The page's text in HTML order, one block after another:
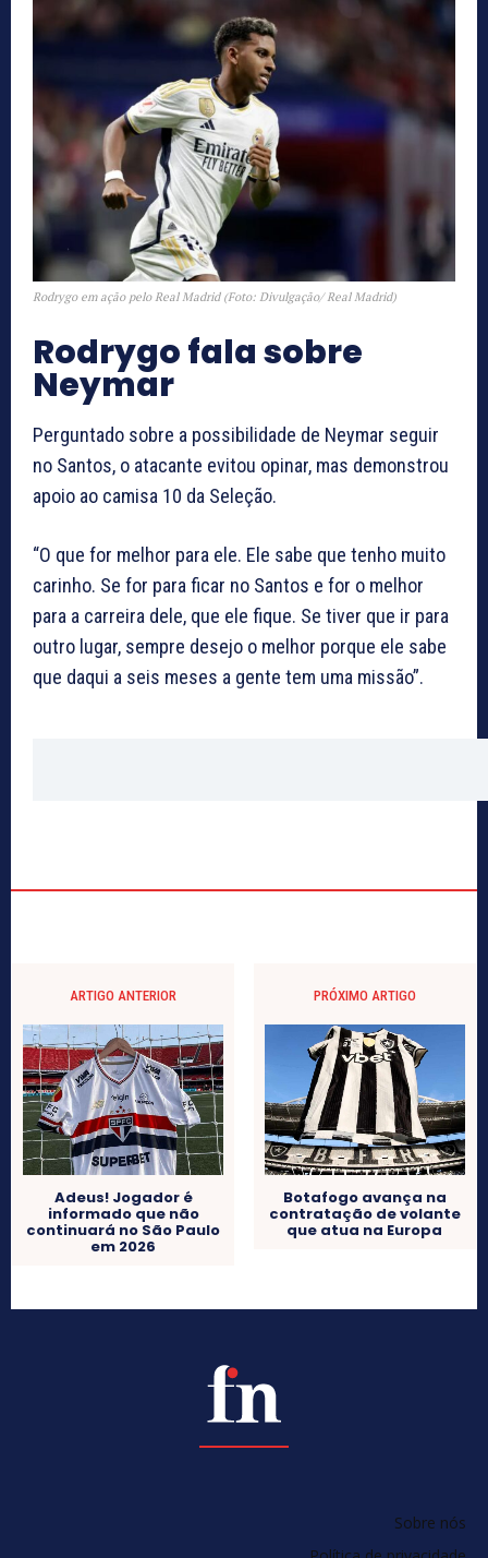
Rodrygo em ação pelo Real Madrid (Foto: Divulgação/ Real Madrid)
Rodrygo fala sobre
Neymar
Perguntado sobre a possibilidade de Neymar seguir
no Santos, o atacante evitou opinar, mas demonstrou
apoio ao camisa 10 da Seleção.
“O que for melhor para ele. Ele sabe que tenho muito
carinho. Se for para ficar no Santos e for o melhor
para a carreira dele, que ele fique. Se tiver que ir para
outro lugar, sempre desejo o melhor porque ele sabe
que daqui a seis meses a gente tem uma missão”.
ARTIGO ANTERIOR
Adeus! Jogador é
informado que não
continuará no São Paulo
em 2026
PRÓXIMO ARTIGO
Botafogo avança na
contratação de volante
que atua na Europa
Sobre nós